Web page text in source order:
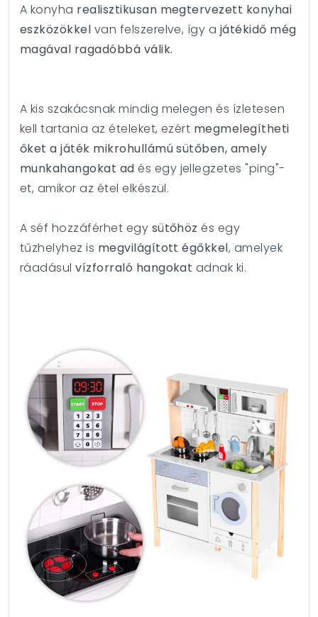
A konyha realisztikusan megtervezett konyhai
eszközökkel van felszerelve, így a játékidő még
magával ragadóbbá válik.
A kis szakácsnak mindig melegen és ízletesen
kell tartania az ételeket, ezért megmelegítheti
őket a játék mikrohullámú sütőben, amely
munkahangokat ad és egy jellegzetes "ping"-
et, amikor az étel elkészül.
A séf hozzáférhet egy sütőhöz és egy
tűzhelyhez is megvilágított égőkkel, amelyek
ráadásulvízforraló hangokat adnak ki.